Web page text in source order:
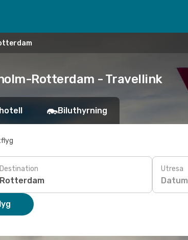
Rotterdam - Travellink
Biluthyrning
Destination Utresa
Datum